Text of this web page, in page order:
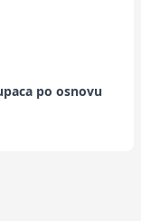
po osnovu